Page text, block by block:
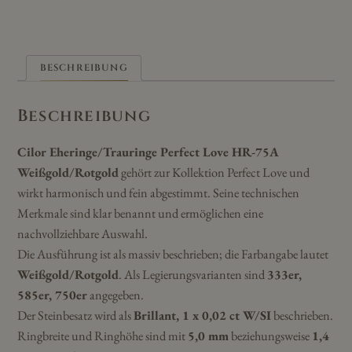
BESCHREIBUNG
Beschreibung
Cilor Eheringe/Trauringe Perfect Love HR-75A
Weißgold/Rotgoldgehört zur Kollektion Perfect Love und
wirkt harmonisch und fein abgestimmt. Seine technischen
Merkmale sind klar benannt und ermöglichen eine
nachvollziehbare Auswahl.
Die Ausführung ist als massiv beschrieben; die Farbangabe lautet
Weißgold/Rotgold. Als Legierungsvarianten sind333er,
585er, 750erangegeben.
Der Steinbesatz wird alsBrillant, 1 x 0,02 ct W/SIbeschrieben.
Ringbreite und Ringhöhe sind mit5,0 mmbeziehungsweise 1,4